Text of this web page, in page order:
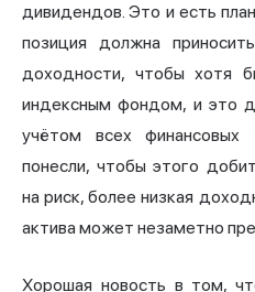
дивидендов. Это и есть
позиция должна
доходности, чтобы хотя
индексным фондом, и это
учётом всех финансовых
понесли, чтобы этого
на риск, более низкая
актива может незаметно
Хорошая новость в том,